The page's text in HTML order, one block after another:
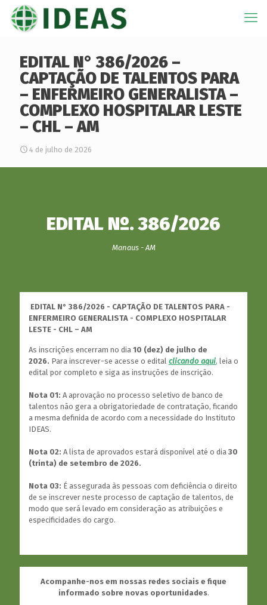
EDITAL N° 386/2026 –
CAPTAÇÃO DE TALENTOS PARA
– ENFERMEIRO GENERALISTA –
COMPLEXO HOSPITALAR LESTE
– CHL – AM
4 de julho de 2026
EDITAL Nº. 386/2026
Manaus - AM
EDITAL N° 386/2026 - CAPTAÇÃO DE TALENTOS PARA -
ENFERMEIRO GENERALISTA - COMPLEXO HOSPITALAR
LESTE - CHL – AM
As inscrições encerram no dia 10 (dez) de julho de
2026. Para inscrever-se acesse o edital clicando aqui, leia o
edital por completo e siga as instruções de inscrição.
Nota 01: A aprovação no processo seletivo de banco de
talentos não gera a obrigatoriedade de contratação, ficando
a mesma definida de acordo com a necessidade do Instituto
IDEAS.
Nota 02: A lista de aprovados estará disponível até o dia 30
(trinta) de setembro de 2026.
Nota 03: É assegurada às pessoas com deficiência o direito
de se inscrever neste processo de captação de talentos, de
modo que será levado em consideração as atribuições e
especificidades do cargo.
Acompanhe-nos em nossas redes sociais e fique
informado sobre novas oportunidades.